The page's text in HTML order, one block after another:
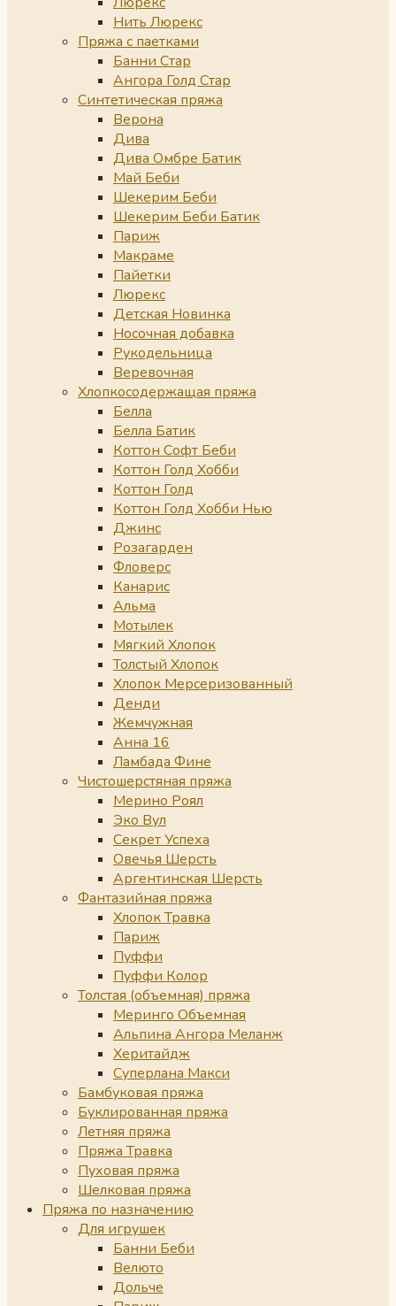
Нить Люрекс
Пряжа с паетками
Банни Стар
Ангора Голд Стар
Синтетическая пряжа
Верона
Дива
Дива Омбре Батик
Май Беби
Шекерим Беби
Шекерим Беби Батик
Париж
Макраме
Пайетки
Люрекс
Детская Новинка
Носочная добавка
Рукодельница
Веревочная
Хлопкосодержащая пряжа
Белла
Белла Батик
Коттон Софт Беби
Коттон Голд Хобби
Коттон Голд
Коттон Голд Хобби Нью
Джинс
Розагарден
Фловерс
Канарис
Альма
Мотылек
Мягкий Хлопок
Толстый Хлопок
Хлопок Мерсеризованный
Денди
Жемчужная
Анна 16
Ламбада Фине
Чистошерстяная пряжа
Мерино Роял
Эко Вул
Секрет Успеха
Овечья Шерсть
Аргентинская Шерсть
Фантазийная пряжа
Хлопок Травка
Париж
Пуффи
Пуффи Колор
Толстая (объемная) пряжа
Меринго Объемная
Альпина Ангора Меланж
Херитайдж
Суперлана Макси
Бамбуковая пряжа
Буклированная пряжа
Летняя пряжа
Пряжа Травка
Пуховая пряжа
Шелковая пряжа
Пряжа по назначению
Для игрушек
Банни Беби
Велюто
Дольче